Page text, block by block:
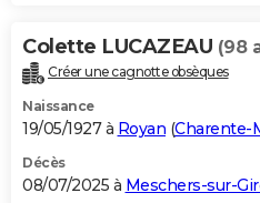
Colette LUCAZEAU (98
Créer une cagnotte obsèques
Naissance
19/05/1927 à Royan (Charente-
Décès
08/07/2025 à Meschers-sur-